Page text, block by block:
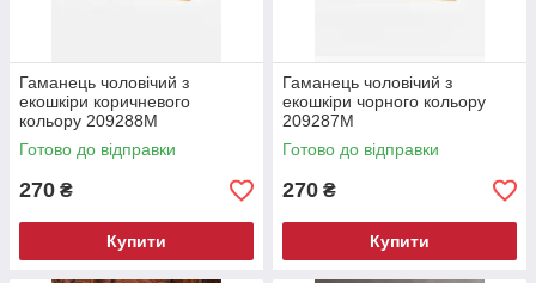
Гаманець чоловічий з
екошкіри коричневого
кольору 209288M
Готово до відправки
270 ₴
Купити
Гаманець чоловічий з
екошкіри чорного кольору
209287M
Готово до відправки
270 ₴
Купити